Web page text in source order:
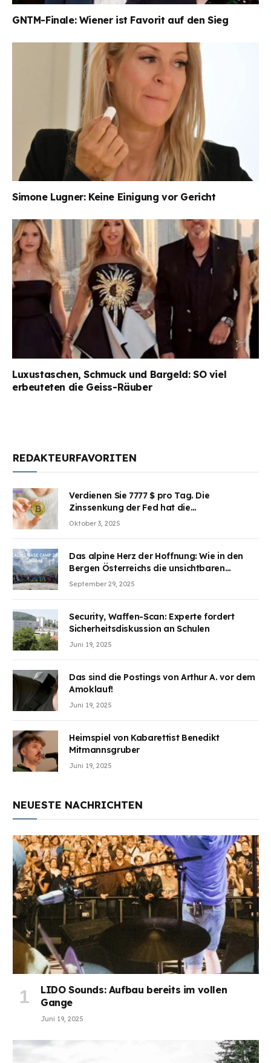
GNTM-Finale: Wiener ist Favorit auf den Sieg
Simone Lugner: Keine Einigung vor Gericht
Luxustaschen, Schmuck und Bargeld: SO viel
erbeuteten die Geiss-Räuber
REDAKTEURFAVORITEN
Verdienen Sie 7777 $ pro Tag. Die
Zinssenkung der Fed hat die
Aufmerksamkeit des Marktes erregt.
Oktober 3, 2025
Das alpine Herz der Hoffnung: Wie in den
Bergen Österreichs die unsichtbaren
Wunden des Kriegesheilen
September 29, 2025
Security, Waffen-Scan: Experte fordert
Sicherheitsdiskussion an Schulen
Juni 19, 2025
Das sind die Postings von Arthur A. vor dem
Amoklauf!
Juni 19, 2025
Heimspiel von Kabarettist Benedikt
Mitmannsgruber
Juni 19, 2025
NEUESTE NACHRICHTEN
LIDO Sounds: Aufbau bereits im vollen
Gange
Juni 19, 2025